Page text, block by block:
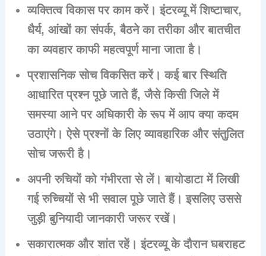
व्यक्तित्व विकास पर काम करें। इंटरव्यू में शिष्टाचार,
धैर्य, आंखों का संपर्क, बैठने का तरीका और बातचीत
का व्यवहार काफी महत्वपूर्ण माना जाता है।
प्रशासनिक सोच विकसित करें। कई बार स्थिति
आधारित प्रश्न पूछे जाते हैं, जैसे किसी जिले में
समस्या आने पर अधिकारी के रूप में आप क्या कदम
उठाएंगे। ऐसे प्रश्नों के लिए व्यावहारिक और संतुलित
सोच जरूरी है।
अपनी रुचियों को गंभीरता से लें। बायोडाटा में लिखी
गई रुच्चियों से भी सवाल पूछे जाते हैं। इसलिए उससे
जुड़ी बुनियादी जानकारी जरूर रखें।
सकारात्मक और शांत रहें। इंटरव्यू के दौरान घबराहट